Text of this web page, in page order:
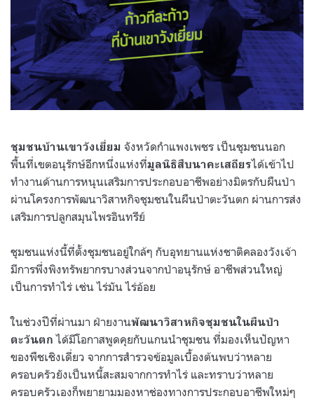
ชุมชนบ้านเขาวังเยี่ยม จังหวัดกำแพงเพชร เป็นชุมชนนอก
พื้นที่เขตอนุรักษ์อีกหนึ่งแห่งที่มูลนิธิสืบนาคะเสถียรได้เข้าไป
ทำงานด้านการหนุนเสริมการประกอบอาชีพอย่างมิตรกับผืนป่า
ผ่านโครงการพัฒนาวิสาหกิจชุมชนในผืนป่าตะวันตก ผ่านการส่ง
เสริมการปลูกสมุนไพรอินทรีย์
ชุมชนแห่งนี้ที่ตั้งชุมชนอยู่ใกล้ๆ กับอุทยานแห่งชาติคลองวังเจ้า
มีการพึ่งพิงทรัพยากรบางส่วนจากป่าอนุรักษ์ อาชีพส่วนใหญ่
เป็นการทำไร่ เช่น ไร่มัน ไร่อ้อย
ในช่วงปีที่ผ่านมา ฝ่ายงานพัฒนาวิสาหกิจชุมชนในผืนป่า
ตะวันตก ได้มีโอกาสพูดคุยกับแกนนำชุมชน ที่มองเห็นปัญหา
ของพืชเชิงเดี่ยว จากการสำรวจข้อมูลเบื้องต้นพบว่าหลาย
ครอบครัวยังเป็นหนี้สะสมจากการทำไร่ และทราบว่าหลาย
ครอบครัวเองก็พยายามมองหาช่องทางการประกอบอาชีพใหม่ๆ